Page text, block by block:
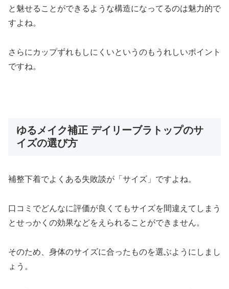
と魅せることができるような構造になってるのは魅力的で
すよね。
さらにカップずれもしにくいというのもうれしいポイント
ですね。
ゆるメイク補正 デイリーブラトップのサ
イズの選び方
補整下着でよくある失敗談が「サイズ」ですよね。
口コミでどんなに評価が良くてもサイズを間違えてしまう
とせっかくの効果などをえられることができません。
そのため、身体のサイズに合ったものを選ぶようにしまし
ょう。